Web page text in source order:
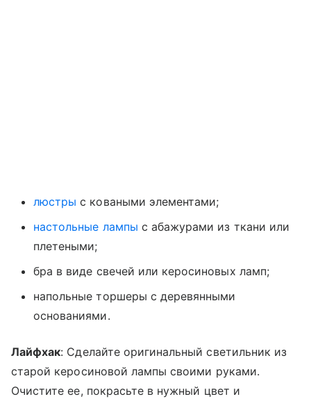
люстры с коваными элементами;
настольные лампы с абажурами из ткани или
плетеными;
бра в виде свечей или керосиновых ламп;
напольные торшеры с деревянными
основаниями.
Лайфхак: Сделайте оригинальный светильник из
старой керосиновой лампы своими руками.
Очистите ее, покрасьте в нужный цвет и